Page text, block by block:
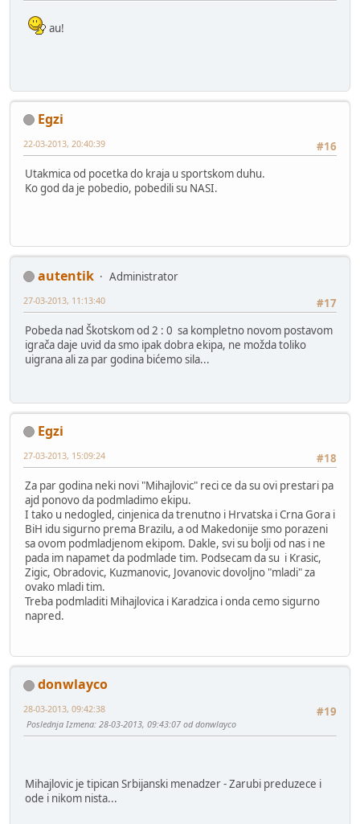
au!
Egzi
#16
22-03-2013, 20:40:39
Utakmica od pocetka do kraja u sportskom duhu.
Ko god da je pobedio, pobedili su NASI.
autentik
Administrator
#17
27-03-2013, 11:13:40
Pobeda nad Škotskom od 2 : 0 sa kompletno novom postavom
igrača daje uvid da smo ipak dobra ekipa, ne možda toliko
uigrana ali za par godina bićemo sila...
Egzi
#18
27-03-2013, 15:09:24
Za par godina neki novi "Mihajlovic" reci ce da su ovi prestari pa
ajd ponovo da podmladimo ekipu.
I tako u nedogled, cinjenica da trenutno i Hrvatska i Crna Gora i
BiH idu sigurno prema Brazilu, a od Makedonije smo porazeni
sa ovom podmladjenom ekipom. Dakle, svi su bolji od nas i ne
pada im napamet da podmlade tim. Podsecam da su i Krasic,
Zigic, Obradovic, Kuzmanovic, Jovanovic dovoljno "mladi" za
ovako mladi tim.
Treba podmladiti Mihajlovica i Karadzica i onda cemo sigurno
napred.
donwlayco
#19
28-03-2013, 09:42:38
Poslednja Izmena: 28-03-2013, 09:43:07 od donwlayco
Mihajlovic je tipican Srbijanski menadzer - Zarubi preduzece i
ode i nikom nista...